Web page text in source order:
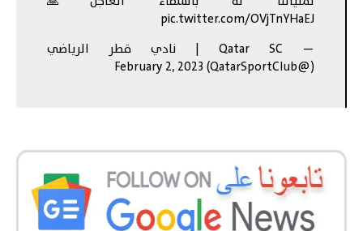
pic.twitter.com/OVjTnYHaEJ
— Qatar SC | نادي قطر الرياضي
(@QatarSportClub)
February 2, 2023